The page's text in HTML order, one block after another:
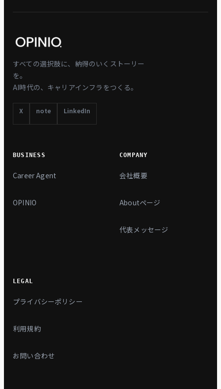
すべての選択肢に、納得のいくストーリー
を。
AI時代の、キャリアインフラをつくる。
X note LinkedIn
BUSINESS
Career Agent
OPINIO
COMPANY
会社概要
Aboutページ
代表メッセージ
LEGAL
プライバシーポリシー
利用規約
お問い合わせ